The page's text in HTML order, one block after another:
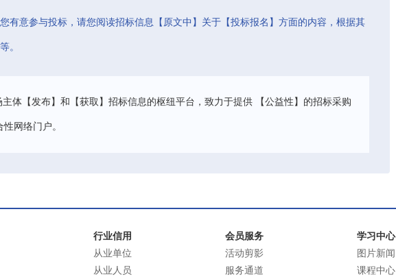
有意参与投标，请您阅读招标信息【原文中】关于【投标报名】方面的内容，根据其
。
体【发布】和【获取】招标信息的枢纽平台，致力于提供 【公益性】的招标采购
网络门户。
行业信用
从业单位
从业人员
会员服务
活动剪影
服务通道
学习中心
图片新闻
课程中心